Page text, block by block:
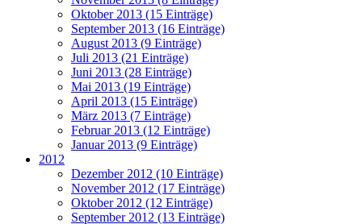
Oktober 2013 (15 Einträge)
September 2013 (16 Einträge)
August 2013 (9 Einträge)
Juli 2013 (21 Einträge)
Juni 2013 (28 Einträge)
Mai 2013 (19 Einträge)
April 2013 (15 Einträge)
März 2013 (7 Einträge)
Februar 2013 (12 Einträge)
Januar 2013 (9 Einträge)
2012
Dezember 2012 (10 Einträge)
November 2012 (17 Einträge)
Oktober 2012 (12 Einträge)
September 2012 (13 Einträge)